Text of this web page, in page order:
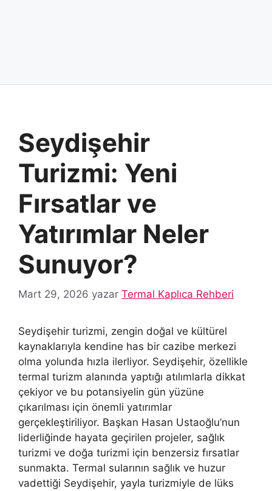
Seydişehir
Turizmi: Yeni
Fırsatlar ve
Yatırımlar Neler
Sunuyor?
Mart 29, 2026 yazar Termal Kaplıca Rehberi
Seydişehir turizmi, zengin doğal ve kültürel
kaynaklarıyla kendine has bir cazibe merkezi
olma yolunda hızla ilerliyor. Seydişehir, özellikle
termal turizm alanında yaptığı atılımlarla dikkat
çekiyor ve bu potansiyelin gün yüzüne
çıkarılması için önemli yatırımlar
gerçekleştiriliyor. Başkan Hasan Ustaoğlu’nun
liderliğinde hayata geçirilen projeler, sağlık
turizmi ve doğa turizmi için benzersiz fırsatlar
sunmakta. Termal sularının sağlık ve huzur
vadettiği Seydişehir, yayla turizmiyle de lüks